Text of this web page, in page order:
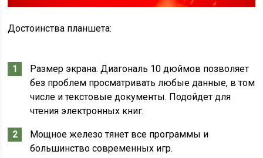
Достоинства планшета:
Размер экрана. Диагональ 10 дюймов позволяет
без проблем просматривать любые данные, в том
числе и текстовые документы. Подойдет для
чтения электронных книг.
Мощное железо тянет все программы и
большинство современных игр.